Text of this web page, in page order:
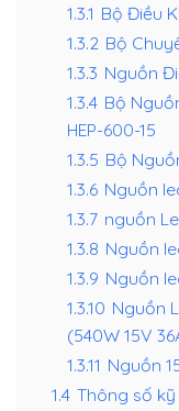
1.3.1 Bộ Điều
1.3.2 Bộ
1.3.3 Nguồn
1.3.4 Bộ
HEP-600-15
1.3.5 Bộ
1.3.6 Nguồn
1.3.7 nguồn
1.3.8 Nguồn
1.3.9 Nguồn
1.3.10 Nguồn
(540W 15V
1.3.11 Nguồn
1.4 Thông số